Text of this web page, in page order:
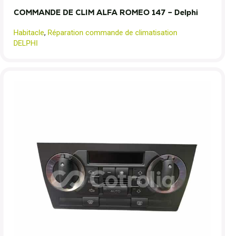
COMMANDE DE CLIM ALFA ROMEO 147 – Delphi
Habitacle, Réparation commande de climatisation
DELPHI